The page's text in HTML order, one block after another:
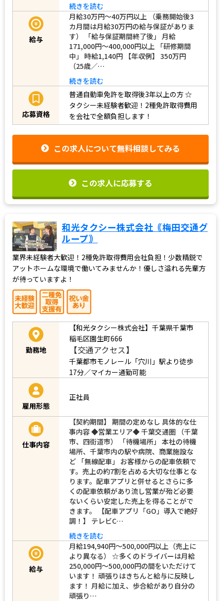
続きを読む
給与
月給30万円～40万円以上 （乗務開始後3
カ月間は月給30万円の給与保証がありま
す） 「給与保証期間終了後」 月給
171,000円～400,000円以上 「研修期間
中」 時給1,140円 【年収例】 350万円
（25歳／…
続きを読む
応募資格
普通自動車免許を取得後3年以上の方☆
タクシー未経験者歓迎！2種免許取得費用
を会社で全額負担します！
この求人について無料相談してみる
この求人に応募する
和光タクシー株式会社｟梅田交通グ
ループ｠
業界未経験者大歓迎！2種免許取得費用会社負担！少数精鋭で
アットホームな環境で働いてみませんか！優しさ溢れる先輩方
が待っていますよ！
勤務地
【和光タクシー株式会社】千葉県千葉市
稲毛区園生町666
【交通アクセス】
千葉都市モノレール「穴川」駅より徒歩
17分／マイカー通勤可能
雇用形態
正社員
仕事内容
【契約期間】 期間の定めなし 具体的な仕
事内容 ◆営業エリア◆ 千葉交通圏 （千葉
市、四街道市） 「待機場所」 本社の待機
場所、千葉市内の駅や病院、商業施設な
ど 「無線配車」 お客様からの配車依頼で
す。売上の約7割を占める大切な仕事とな
ります。配車アプリと併せるとさらに多
くの配車依頼があり流し営業が殆ど必要
ないくらい安定した売上を得ることがで
きます。 【配車アプリ「GO」導入で絶好
調！】 テレビC…
続きを読む
給与
月給194,940円～500,000円以上（売上に
より異なる） ☆多くのドライバーは月給
250,000円～500,000円の間をいただけて
います！ 頑張りはきちんと給与に反映し
ます！ 月給に加え、歩合給があり自分の
頑張り…